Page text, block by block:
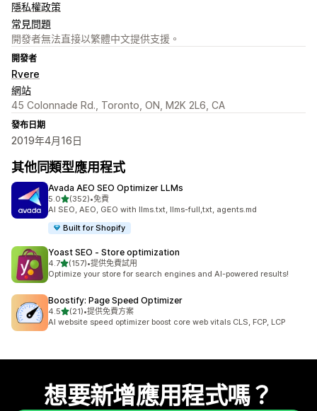
隱私權政策
常見問題
開發者無法直接以繁體中文提供支援。
開發者
Rvere
網站
45 Colonnade Rd., Toronto, ON, M2K 2L6, CA
發布日期
2019年4月16日
其他同類型應用程式
Avada AEO SEO Optimizer LLMs
5.0滿分 5 顆星
(352)
共有 352 則評價
•免費
AI SEO, AEO, GEO with llms.txt, llms-full,txt, agents.md
Built for Shopify
Yoast SEO ‑ Store optimization
4.7滿分 5 顆星
(157)
共有 157 則評價
•提供免費試用
Optimize your store for search engines and AI-powered results!
Boostify: Page Speed Optimizer
4.5滿分 5 顆星
(21)
共有 21 則評價
•提供免費方案
AI website speed optimizer boost core web vitals CLS, FCP, LCP
想要新增應用程式嗎？